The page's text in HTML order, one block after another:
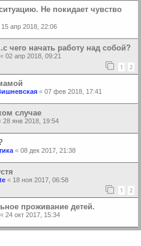
Не покидает чувство
15 апр 2018, 22:06
чего начать работу над собой?
« 02 апр 2018, 09:21
1 2
« 07 фев 2018, 17:41
случае
28 янв 2018, 19:54
« 08 дек 2017, 21:38
« 18 ноя 2017, 06:58
1 2
проживание детей.
« 24 окт 2017, 15:34